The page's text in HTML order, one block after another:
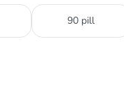
90 pill